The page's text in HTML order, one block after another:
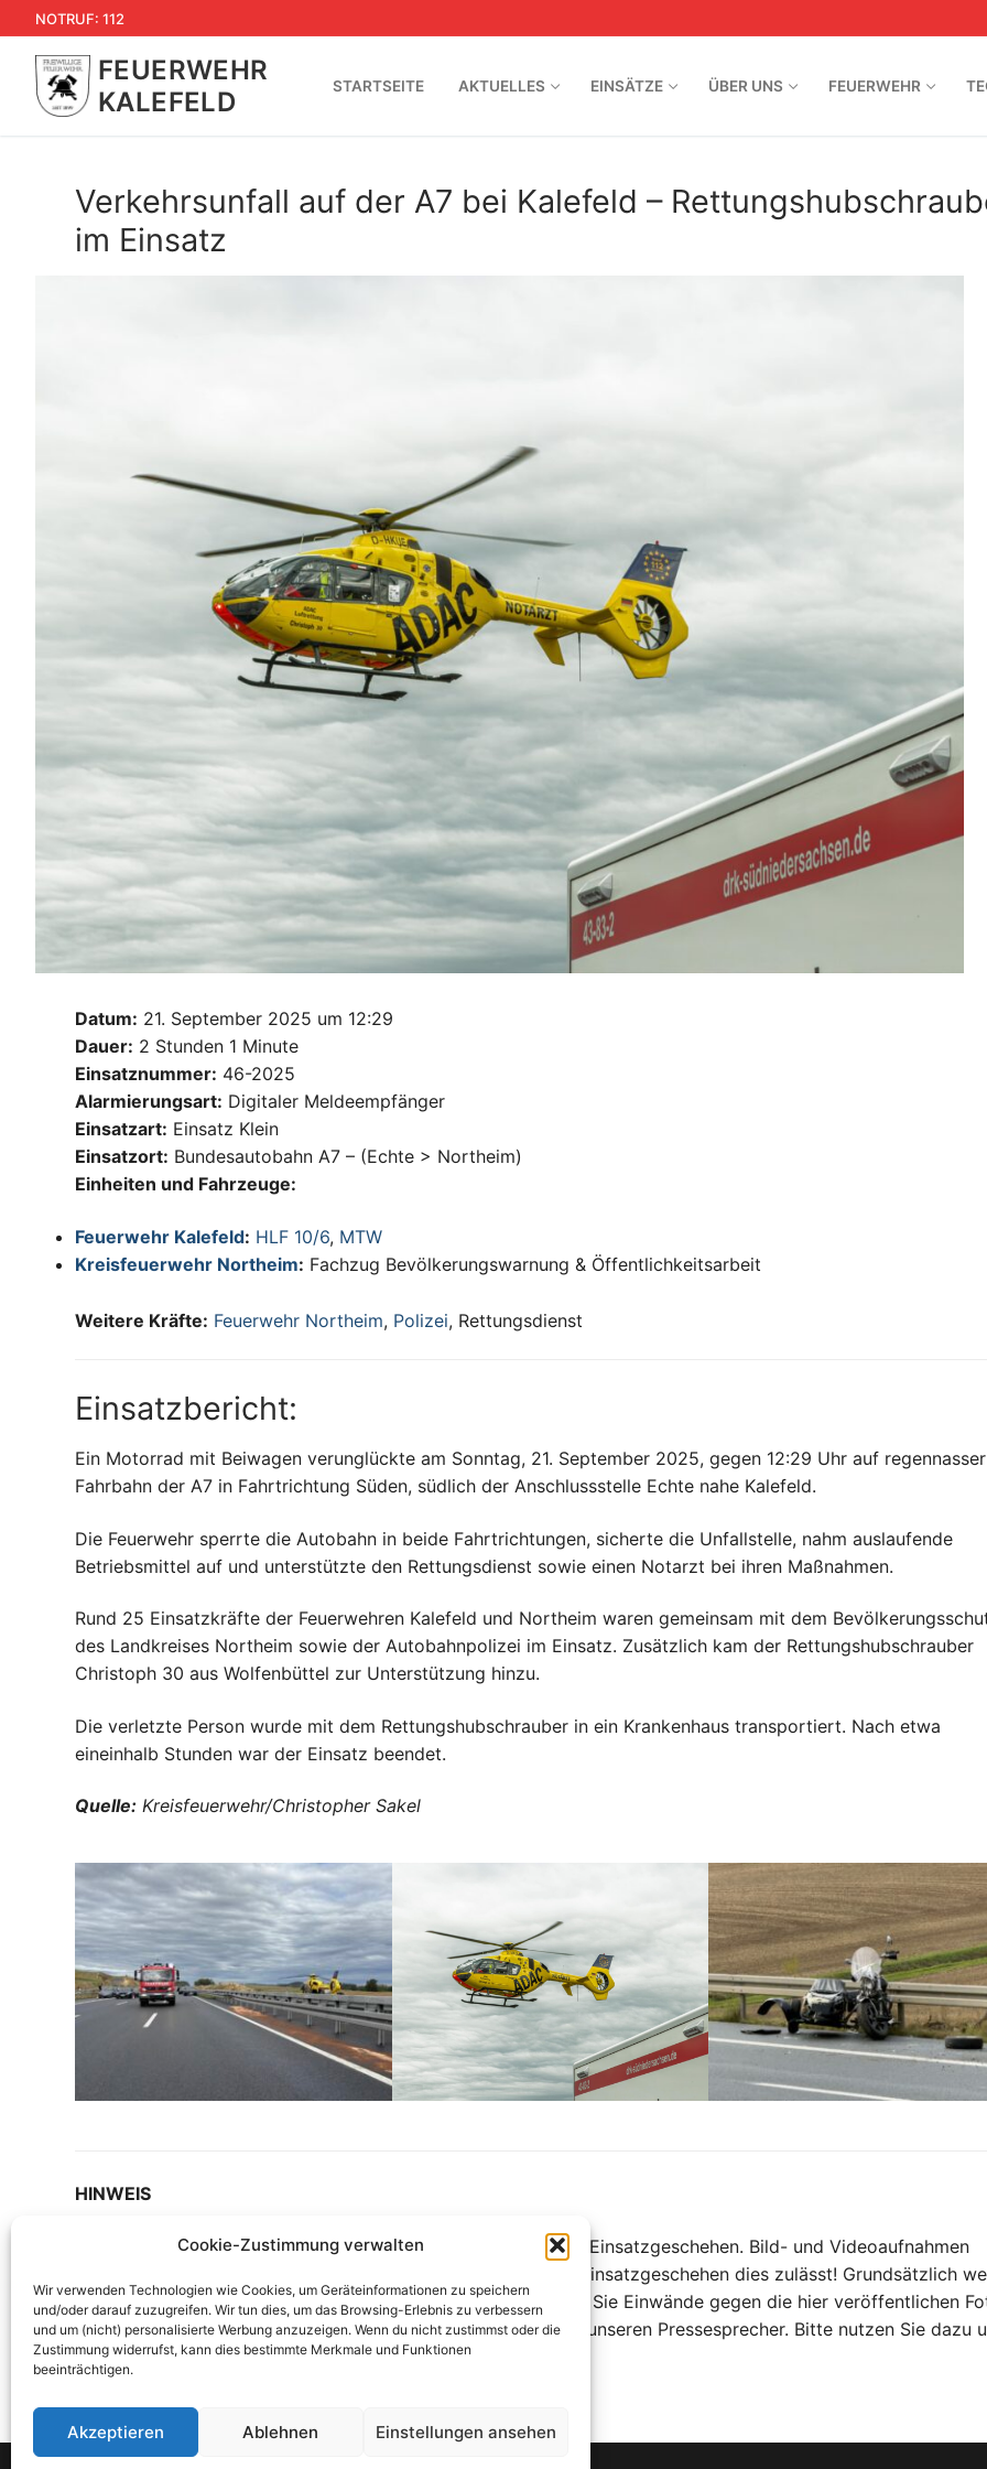
Cookie-Zustimmung verwalten
Wir verwenden Technologien wie Cookies, um Geräteinformationen zu speichern
und/oder darauf zuzugreifen. Wir tun dies, um das Browsing-Erlebnis zu verbessern
und um (nicht) personalisierte Werbung anzuzeigen. Wenn du nicht zustimmst oder die
Zustimmung widerrufst, kann dies bestimmte Merkmale und Funktionen
beeinträchtigen.
Akzeptieren Ablehnen Einstellungen ansehen
Inhalt
springen
NOTRUF: 112
FEUERWEHR
KALEFELD
STARTSEITE AKTUELLES EINSÄTZE ÜBER UNS FEUERWEHR
Verkehrsunfall auf der A7 bei Kalefeld –
im Einsatz
Datum: 21. September 2025 um 12:29
Dauer: 2 Stunden 1 Minute
Einsatznummer: 46-2025
Alarmierungsart: Digitaler Meldeempfänger
Einsatzart: Einsatz Klein
Einsatzort: Bundesautobahn A7 – (Echte > Northeim)
Einheiten und Fahrzeuge:
Feuerwehr Kalefeld: HLF 10/6, MTW
Kreisfeuerwehr Northeim: Fachzug Bevölkerungswarnung & Öffentlichkeitsarbeit
Weitere Kräfte: Feuerwehr Northeim, Polizei, Rettungsdienst
Einsatzbericht:
Ein Motorrad mit Beiwagen verunglückte am Sonntag, 21. September 2025, gegen 12:29 Uhr auf regennasser
Fahrbahn der A7 in Fahrtrichtung Süden, südlich der Anschlussstelle Echte nahe Kalefeld.
Die Feuerwehr sperrte die Autobahn in beide Fahrtrichtungen, sicherte die Unfallstelle, nahm auslaufende
Betriebsmittel auf und unterstützte den Rettungsdienst sowie einen Notarzt bei ihren Maßnahmen.
Rund 25 Einsatzkräfte der Feuerwehren Kalefeld und Northeim waren gemeinsam mit dem
des Landkreises Northeim sowie der Autobahnpolizei im Einsatz. Zusätzlich kam der Rettungshubschrauber
Christoph 30 aus Wolfenbüttel zur Unterstützung hinzu.
Die verletzte Person wurde mit dem Rettungshubschrauber in ein Krankenhaus transportiert. Nach etwa
eineinhalb Stunden war der Einsatz beendet.
Quelle: Kreisfeuerwehr/Christopher Sakel
HINWEIS
Auf unserer Internetseite berichten wir ausführlich über unser Einsatzgeschehen. Bild- und Videoaufnahmen
werden nur erstellt, wenn diese rechtskonform sind und das Einsatzgeschehen dies zulässt! Grundsätzlich
keine Aufnahmen von Verletzten oder Toten gemacht! Sollten Sie Einwände gegen die hier veröffentlichen
oder Berichte haben, wenden Sie sich bitte vertrauensvoll an unseren Pressesprecher. Bitte nutzen Sie dazu
Kontaktformular!